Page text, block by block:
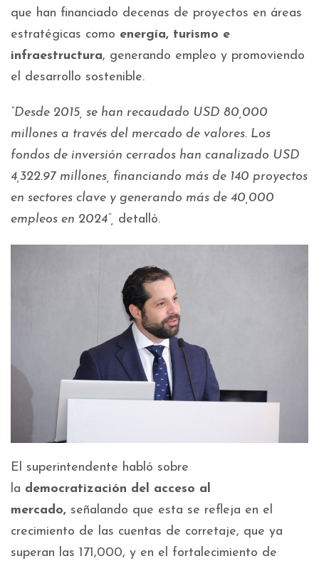
que han financiado decenas de proyectos en áreas
estratégicas como energía, turismo e
infraestructura, generando empleo y promoviendo
el desarrollo sostenible.
“Desde 2015, se han recaudado USD 80,000
millones a través del mercado de valores. Los
fondos de inversión cerrados han canalizado USD
4,322.97 millones, financiando más de 140 proyectos
en sectores clave y generando más de 40,000
empleos en 2024”,
detalló.
El superintendente habló sobre
la democratización del acceso al
mercado, señalando que esta se refleja en el
crecimiento de las cuentas de corretaje, que ya
superan las 171,000, y en el fortalecimiento de